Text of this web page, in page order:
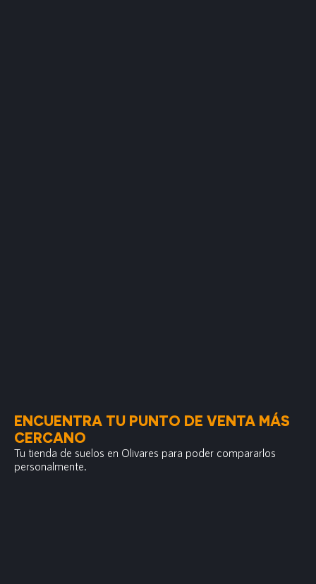
ENCUENTRA TU PUNTO DE VENTA MÁS
CERCANO
Tu tienda de suelos en Olivares para poder compararlos
personalmente.